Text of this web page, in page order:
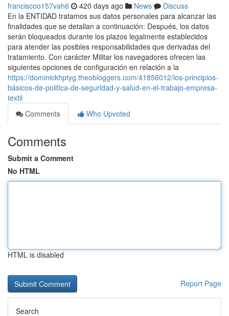
franciscoo157vah6 420 days ago News
Discuss
En la ENTIDAD tratamos sus datos personales para alcanzar las
finalidades que se detallan a continuación: Después, los datos
serán bloqueados durante los plazos legalmente establecidos
para atender las posibles responsabilidades que derivadas del
tratamiento. Con carácter Militar los navegadores ofrecen las
siguientes opciones de configuración en relación a la
https://dominickhptyg.theobloggers.com/41856012/los-principios-
básicos-de-politica-de-seguridad-y-salud-en-el-trabajo-empresa-
textil
Comments
Who Upvoted
Comments
Submit a Comment
No HTML
HTML is disabled
Report Page
Search